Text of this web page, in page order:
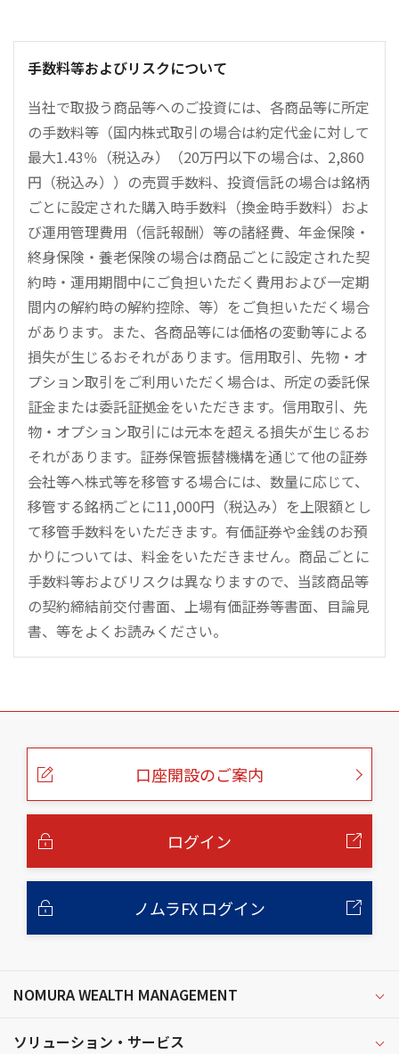
手数料等およびリスクについて
当社で取扱う商品等へのご投資には、各商品等に所定
の手数料等（国内株式取引の場合は約定代金に対して
最大1.43％（税込み）（20万円以下の場合は、2,860
円（税込み））の売買手数料、投資信託の場合は銘柄
ごとに設定された購入時手数料（換金時手数料）およ
び運用管理費用（信託報酬）等の諸経費、年金保険・
終身保険・養老保険の場合は商品ごとに設定された契
約時・運用期間中にご負担いただく費用および一定期
間内の解約時の解約控除、等）をご負担いただく場合
があります。また、各商品等には価格の変動等による
損失が生じるおそれがあります。信用取引、先物・オ
プション取引をご利用いただく場合は、所定の委託保
証金または委託証拠金をいただきます。信用取引、先
物・オプション取引には元本を超える損失が生じるお
それがあります。証券保管振替機構を通じて他の証券
会社等へ株式等を移管する場合には、数量に応じて、
移管する銘柄ごとに11,000円（税込み）を上限額とし
て移管手数料をいただきます。有価証券や金銭のお預
かりについては、料金をいただきません。商品ごとに
手数料等およびリスクは異なりますので、当該商品等
の契約締結前交付書面、上場有価証券等書面、目論見
書、等をよくお読みください。
こ
口座開設のご案内
ログイン
ノムラFX ログイン
NOMURA WEALTH MANAGEMENT
ソリューション・サービス